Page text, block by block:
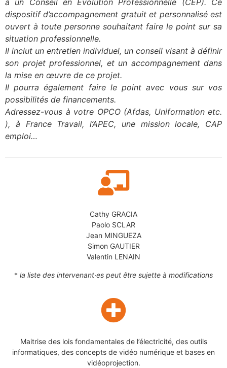
à un Conseil en Évolution Professionnelle (CEP). Ce
dispositif d’accompagnement gratuit et personnalisé est
ouvert à toute personne souhaitant faire le point sur sa
situation professionnelle.
Il inclut un entretien individuel, un conseil visant à définir
son projet professionnel, et un accompagnement dans
la mise en œuvre de ce projet.
Il pourra également faire le point avec vous sur vos
possibilités de financements.
Adressez-vous à votre OPCO (Afdas, Uniformation etc.
), à France Travail, l’APEC, une mission locale, CAP
emploi…
Cathy GRACIA
Paolo SCLAR
Jean MINGUEZA
Simon GAUTIER
Valentin LENAIN
* la liste des intervenant·es peut être sujette à modifications
Maitrise des lois fondamentales de l’électricité, des outils
informatiques, des concepts de vidéo numérique et bases en
vidéoprojection.